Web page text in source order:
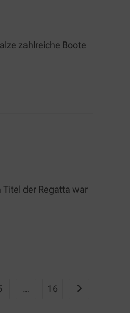
zahlreiche Boote
Titel der Regatta war
… 16